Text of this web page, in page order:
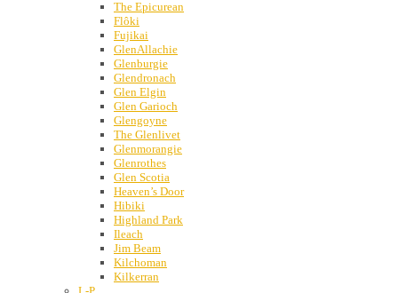
The Epicurean
Flôki
Fujikai
GlenAllachie
Glenburgie
Glendronach
Glen Elgin
Glen Garioch
Glengoyne
The Glenlivet
Glenmorangie
Glenrothes
Glen Scotia
Heaven’s Door
Hibiki
Highland Park
Ileach
Jim Beam
Kilchoman
Kilkerran